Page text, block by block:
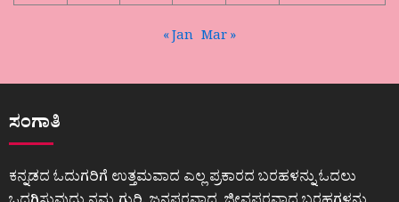
« Jan Mar »
ಸಂಗಾತಿ
ಕನ್ನಡದ ಓದುಗರಿಗೆ ಉತ್ತಮವಾದ ಎಲ್ಲ ಪ್ರಕಾರದ ಬರಹಳನ್ನು ಓದಲು